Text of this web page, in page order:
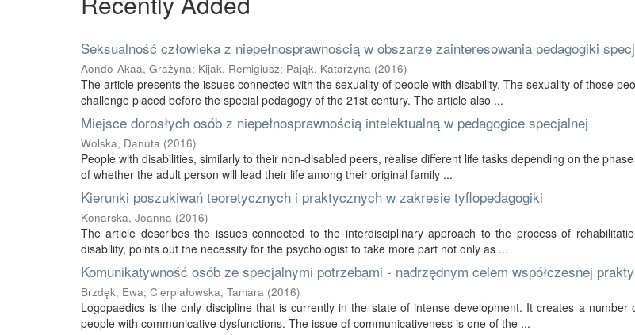
Seksualność człowieka z niepełnosprawnością w obszarze zainteresowania pedagogiki
Aondo-Akaa, Grażyna; Kijak, Remigiusz; Pająk, Katarzyna (2016)
The article presents the issues connected with the sexuality of people with disability. The sexuality of those
challenge placed before the special pedagogy of the 21st century. The article also ...
Miejsce dorosłych osób z niepełnosprawnością intelektualną w pedagogice specjalnej
Wolska, Danuta (2016)
People with disabilities, similarly to their non-disabled peers, realise different life tasks depending on the
of whether the adult person will lead their life among their original family ...
Kierunki poszukiwań teoretycznych i praktycznych w zakresie tyflopedagogiki
Konarska, Joanna (2016)
The article describes the issues connected to the interdisciplinary approach to the process of
disability, points out the necessity for the psychologist to take more part not only as ...
Komunikatywność osób ze specjalnymi potrzebami - nadrzędnym celem współczesnej
Brzdęk, Ewa; Cierpiałowska, Tamara (2016)
Logopaedics is the only discipline that is currently in the state of intense development. It creates a number
people with communicative dysfunctions. The issue of communicativeness is one of the ...